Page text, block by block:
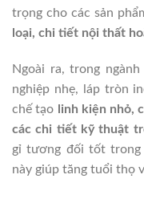
trọng cho các sản
loại, chi tiết nội thất
Ngoài ra, trong
nghiệp nhẹ, láp tròn
chế tạo
linh kiện nhỏ,
các chi tiết kỹ thuật
gỉ tương đối tốt
này giúp tăng tuổi thọ